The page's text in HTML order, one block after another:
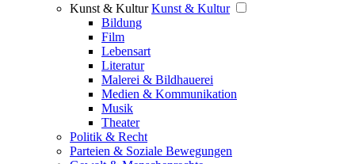
Kunst & Kultur Kunst & Kultur
Bildung
Film
Lebensart
Literatur
Malerei & Bildhauerei
Medien & Kommunikation
Musik
Theater
Politik & Recht
Parteien & Soziale Bewegungen